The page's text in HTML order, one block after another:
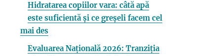
Hidratarea copiilor vara: câtă apă
este suficientă și ce greșeli facem cel
mai des
Evaluarea Națională 2026: Tranziția